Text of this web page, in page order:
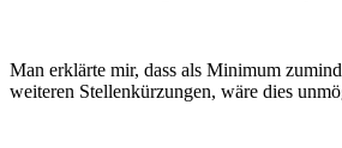
Man erklärte mir, dass als Minimum
weiteren Stellenkürzungen, wäre dies